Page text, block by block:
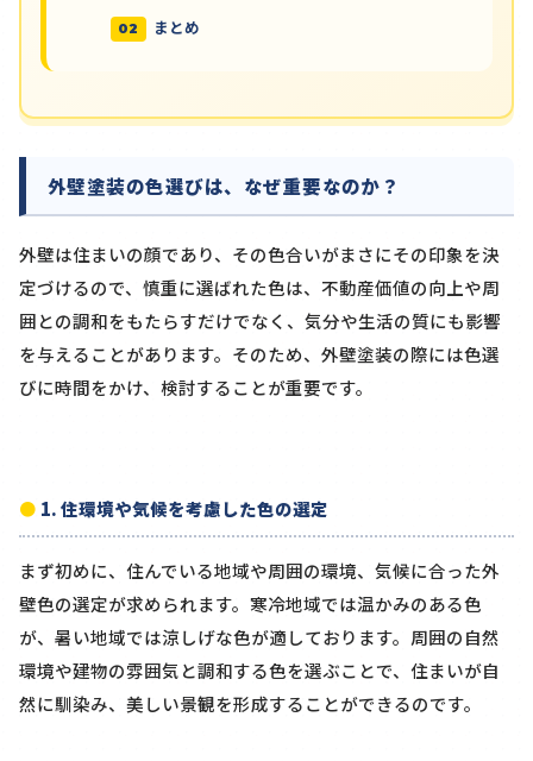
まとめ
外壁塗装の色選びは、なぜ重要なのか？
外壁は住まいの顔であり、その色合いがまさにその印象を決
定づけるので、慎重に選ばれた色は、不動産価値の向上や周
囲との調和をもたらすだけでなく、気分や生活の質にも影響
を与えることがあります。そのため、外壁塗装の際には色選
びに時間をかけ、検討することが重要です。
1. 住環境や気候を考慮した色の選定
まず初めに、住んでいる地域や周囲の環境、気候に合った外
壁色の選定が求められます。寒冷地域では温かみのある色
が、暑い地域では涼しげな色が適しております。周囲の自然
環境や建物の雰囲気と調和する色を選ぶことで、住まいが自
然に馴染み、美しい景観を形成することができるのです。